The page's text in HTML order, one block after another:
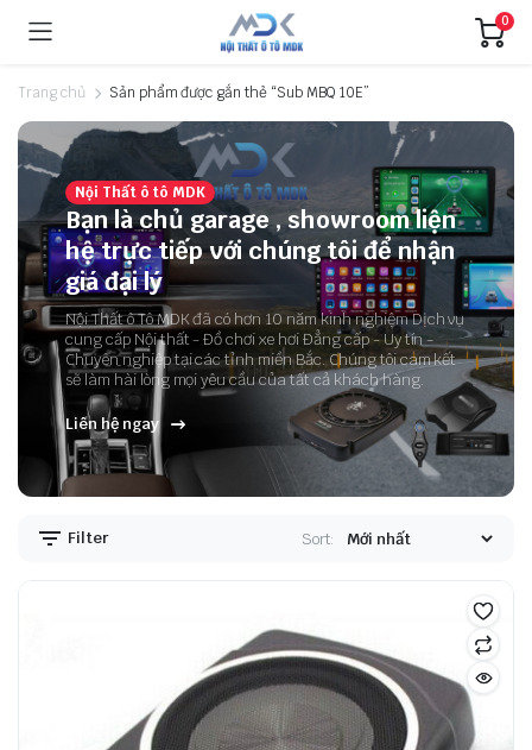
0
Trang chủ Sản phẩm được gắn thẻ “Sub MBQ 10E”
Nội Thất ô tô MDK
Bạn là chủ garage , showroom liện
hệ trực tiếp với chúng tôi để nhận
giá đại lý
Nội Thất ô Tô MDK đã có hơn 10 năm kinh nghiệm Dịch vụ
cung cấp Nội thất - Đồ chơi xe hơi Đẳng cấp - Uy tín -
Chuyên nghiệp tại các tỉnh miền Bắc. Chúng tôi cam kết
sẽ làm hài lòng mọi yêu cầu của tất cả khách hàng.
Liên hệ ngay
Filter Sort: